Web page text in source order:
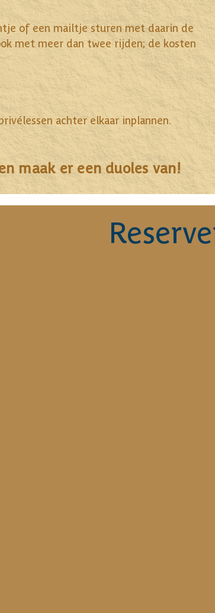
of een mailtje sturen met daarin de
met meer dan twee rijden; de kosten
achter elkaar inplannen.
maak er een duoles van!